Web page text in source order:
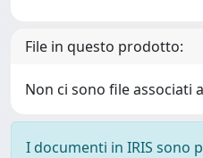
File in questo prodotto:
Non ci sono file associati
I documenti in IRIS sono